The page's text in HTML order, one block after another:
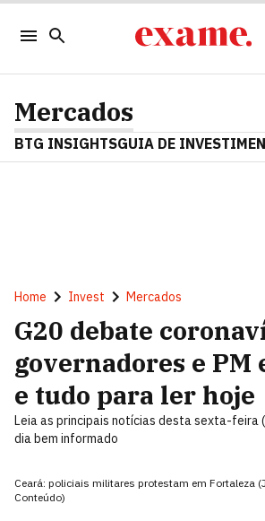
Mercados
BTG INSIGHTSGUIA DE
Home Invest Mercados
G20 debate
governadores e PM
e tudo para ler hoje
Leia as principais notícias desta sexta-feira
dia bem informado
Ceará: policiais militares protestam em Fortaleza
Conteúdo)